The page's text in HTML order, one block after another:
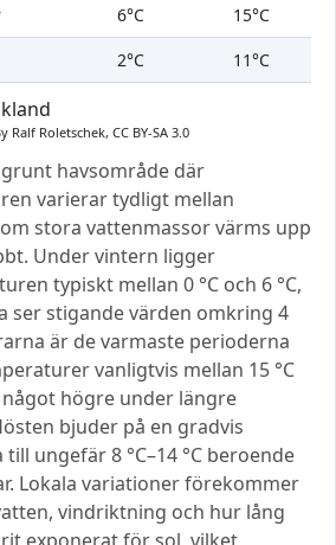
6°C
15°C
2°C 11°C
Ralf Roletschek, CC BY-SA 3.0
havsområde där
varierar tydligt mellan
stora vattenmassor värms upp
Under vintern ligger
typiskt mellan 0 °C och 6 °C,
ser stigande värden omkring 4
är de varmaste perioderna
vanligtvis mellan 15 °C
något högre under längre
bjuder på en gradvis
ungefär 8 °C–14 °C beroende
Lokala variationer förekommer
vindriktning och hur lång